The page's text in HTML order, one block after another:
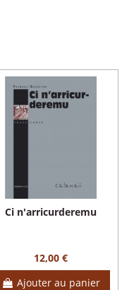
Ci n'arricurderemu
12,00 €
Ajouter au panier